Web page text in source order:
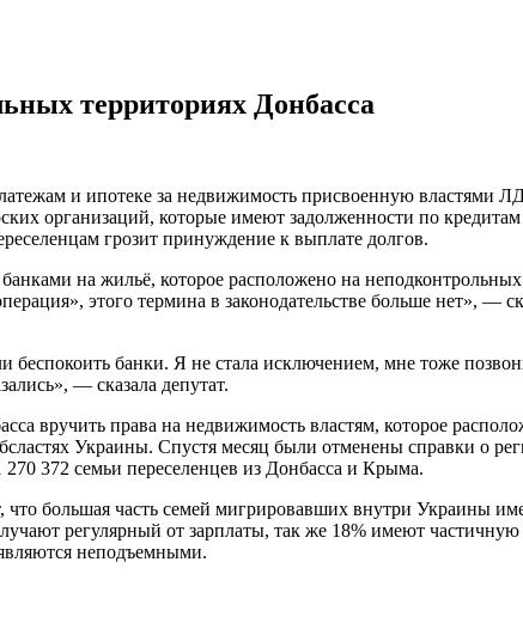
территориях Донбасса
и ипотеке за недвижимость присвоенную властями
организаций, которые имеют задолженности по
грозит принуждение к выплате долгов.
на жильё, которое расположено на
этого термина в законодательстве больше нет», —
банки. Я не стала исключением, мне тоже
— сказала депутат.
вручить права на недвижимость властям, которое
Украины. Спустя месяц были отменены справки о
372 семьи переселенцев из Донбасса и Крыма.
что большая часть семей мигрировавших внутри Украины
регулярный от зарплаты, так же 18% имеют частичную
неподъемными.